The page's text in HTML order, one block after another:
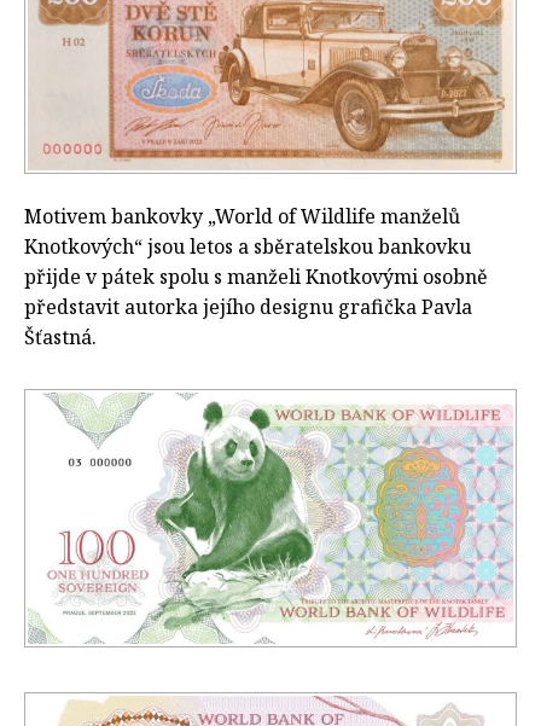
Motivem bankovky „World of Wildlife manželů
Knotkových“ jsou letos a sběratelskou bankovku
přijde v pátek spolu s manželi Knotkovými osobně
představit autorka jejího designu grafička Pavla
Šťastná.